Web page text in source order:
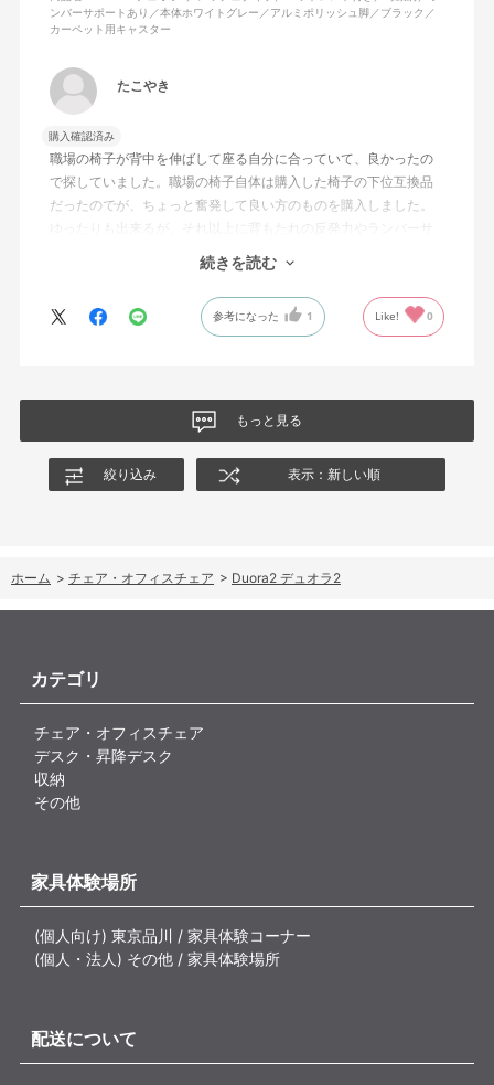
シンプルで機能性の高いバランスのとれたチェア。背面とヘッド
レストにもたれかかるような使い方はまだあまりしていないが、
ンバーサポートあり／本体ホワイトグレー／アルミポリッシュ脚／ブラック／
カーペット用キャスター
たこやき
購入確認済み
職場の椅子が背中を伸ばして座る自分に合っていて、良かったの
で探していました。職場の椅子自体は購入した椅子の下位互換品
だったのでが、ちょっと奮発して良い方のものを購入しました。
ゆったりも出来るが、それ以上に背もたれの反発力やランバーサ
ポートを突き出したり出来るので、モニターに向かわす方にも力
が入っていて仕事をするにはすごく良い椅子でした。
続きを読む
参考になった 1 Like! 0
もっと見る
絞り込み 表示：新しい順
ホーム > チェア・オフィスチェア > Duora2 デュオラ2
カテゴリ
チェア・オフィスチェア
デスク・昇降デスク
収納
その他
家具体験場所
(個人向け) 東京品川 / 家具体験コーナー
(個人・法人) その他 / 家具体験場所
配送について